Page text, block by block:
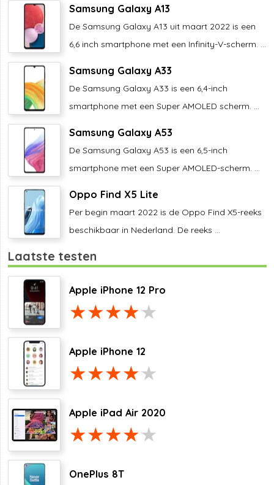
Samsung Galaxy A13
De Samsung Galaxy A13 uit maart 2022 is een
6,6 inch smartphone met een Infinity-V-scherm. ...
Samsung Galaxy A33
De Samsung Galaxy A33 is een 6,4-inch
smartphone met een Super AMOLED scherm. ...
Samsung Galaxy A53
De Samsung Galaxy A53 is een 6,5-inch
smartphone met een Super AMOLED-scherm. ...
Oppo Find X5 Lite
Per begin maart 2022 is de Oppo Find X5-reeks
beschikbaar in Nederland. De reeks ...
Laatste testen
Apple iPhone 12 Pro
Apple iPhone 12
Apple iPad Air 2020
OnePlus 8T